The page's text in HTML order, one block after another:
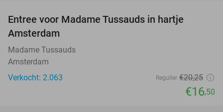
Entree voor Madame Tussauds in hartje
Amsterdam
Madame Tussauds
Amsterdam
Verkocht: 2.063
Regulier €20,25
€16,50